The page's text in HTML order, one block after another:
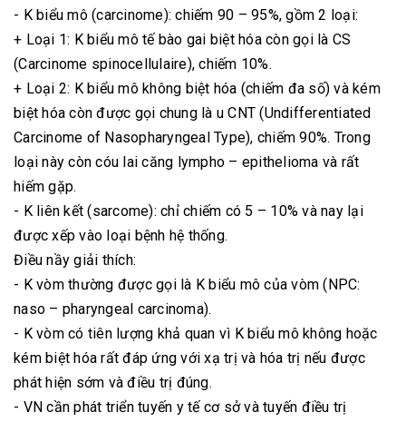
- K biểu mô (carcinome): chiếm 90 – 95%, gồm 2 loại:
+ Loại 1: K biểu mô tế bào gai biệt hóa còn gọi là CS
(Carcinome spinocellulaire), chiếm 10%.
+ Loại 2: K biểu mô không biệt hóa (chiếm đa số) và kém
biệt hóa còn được gọi chung là u CNT (Undifferentiated
Carcinome of Nasopharyngeal Type), chiếm 90%. Trong
loại này còn cóu lai căng lympho – epithelioma và rất
hiếm gặp.
- K liên kết (sarcome): chỉ chiếm có 5 – 10% và nay lại
được xếp vào loại bệnh hệ thống.
Điều nầy giải thích:
- K vòm thường được gọi là K biểu mô của vòm (NPC:
naso – pharyngeal carcinoma).
- K vòm có tiên lượng khả quan vì K biểu mô không hoặc
kém biệt hóa rất đáp ứng với xạ trị và hóa trị nếu được
phát hiện sớm và điều trị đúng.
- VN cần phát triển tuyến y tế cơ sở và tuyến điều trị